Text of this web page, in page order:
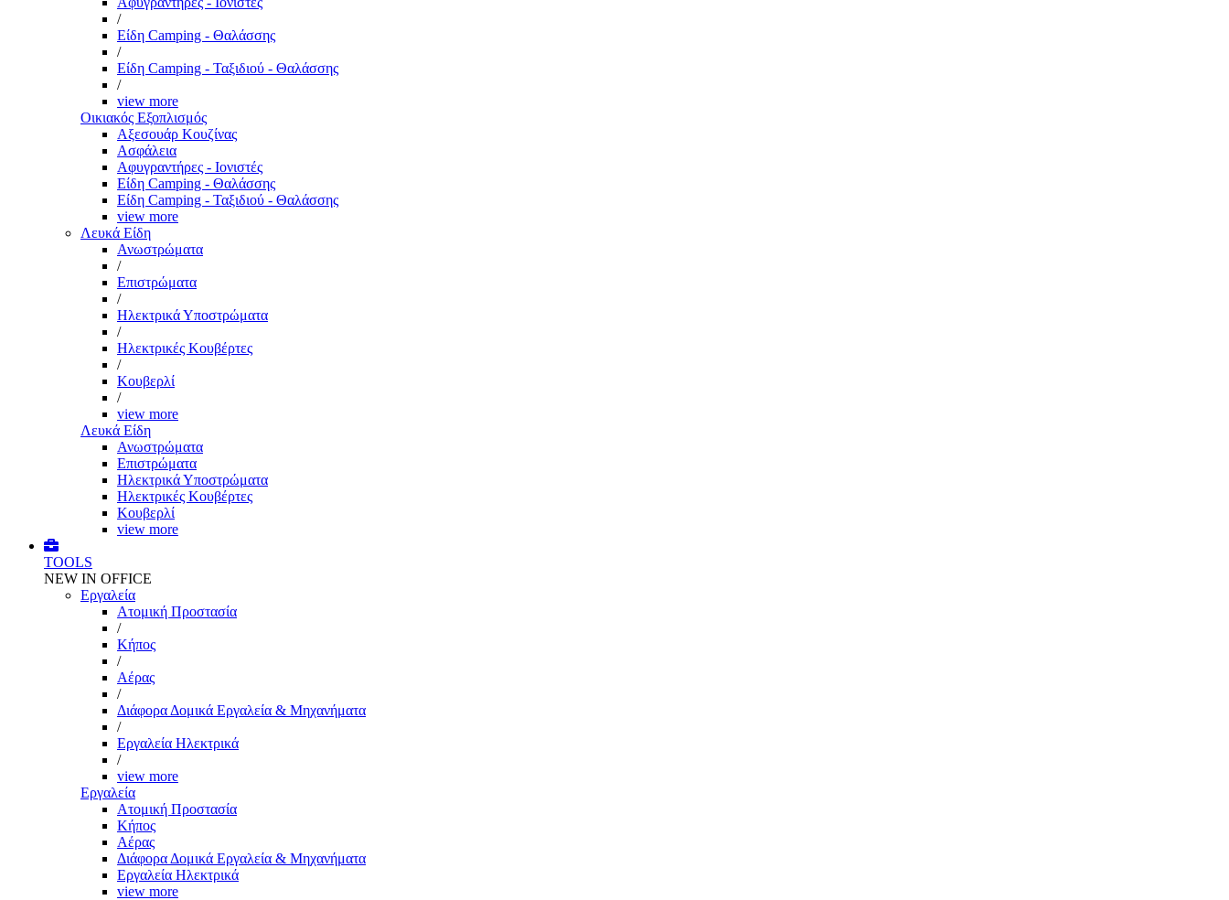
/
Είδη Camping - Θαλάσσης
/
Είδη Camping - Ταξιδιού - Θαλάσσης
/
view more
Οικιακός Εξοπλισμός
Αξεσουάρ Κουζίνας
Ασφάλεια
Αφυγραντήρες - Ιονιστές
Είδη Camping - Θαλάσσης
Είδη Camping - Ταξιδιού - Θαλάσσης
view more
Λευκά Είδη
Ανωστρώματα
/
Επιστρώματα
/
Ηλεκτρικά Υποστρώματα
/
Ηλεκτρικές Κουβέρτες
/
Κουβερλί
/
view more
Λευκά Είδη
Ανωστρώματα
Επιστρώματα
Ηλεκτρικά Υποστρώματα
Ηλεκτρικές Κουβέρτες
Κουβερλί
view more
TOOLS
NEW IN OFFICE
Εργαλεία
Aτομική Προστασία
/
Kήπος
/
Αέρας
/
Διάφορα Δομικά Εργαλεία & Μηχανήματα
/
Εργαλεία Ηλεκτρικά
/
view more
Εργαλεία
Aτομική Προστασία
Kήπος
Αέρας
Διάφορα Δομικά Εργαλεία & Μηχανήματα
Εργαλεία Ηλεκτρικά
view more